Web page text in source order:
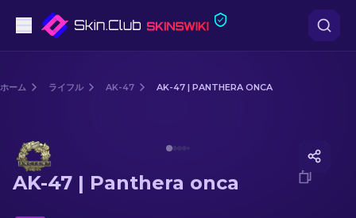
ライフル
スナイパーライフル
ホーム ライフル AK-47 AK-47 | PANTHERA ONCA
AK-47 | Panthera onca